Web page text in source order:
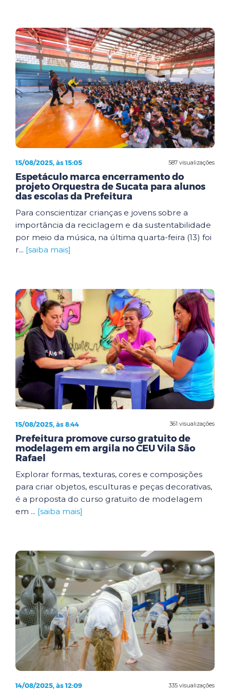
587 visualizações
15/08/2025, às 15:05
Espetáculo marca encerramento do
projeto Orquestra de Sucata para alunos
das escolas da Prefeitura
Para conscientizar crianças e jovens sobre a
importância da reciclagem e da sustentabilidade
por meio da música, na última quarta-feira (13) foi
r... [saiba mais]
361 visualizações
15/08/2025, às 8:44
Prefeitura promove curso gratuito de
modelagem em argila no CEU Vila São
Rafael
Explorar formas, texturas, cores e composições
para criar objetos, esculturas e peças decorativas,
é a proposta do curso gratuito de modelagem
em ... [saiba mais]
335 visualizações
14/08/2025, às 12:09